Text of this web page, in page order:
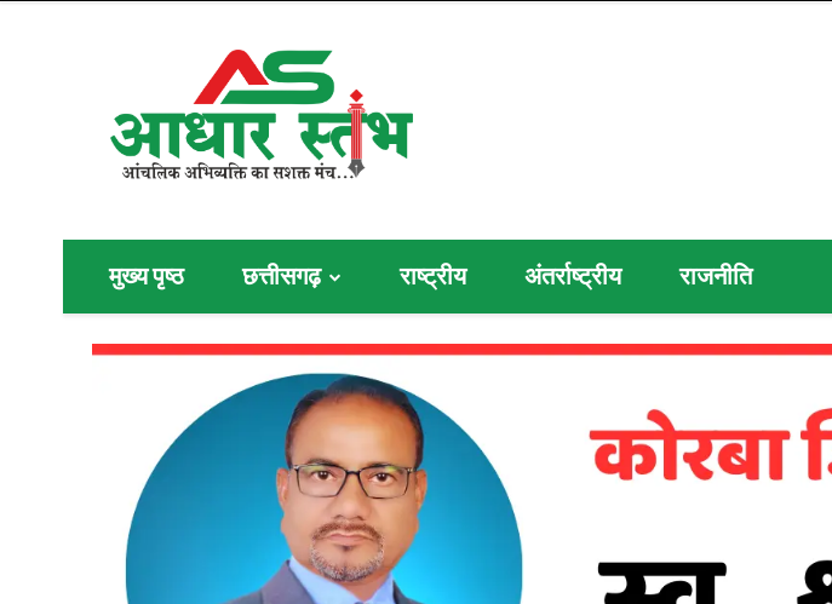
मुख्य पृष्ठ छत्तीसगढ़ राष्ट्रीय अंतर्राष्ट्रीय राजनीति